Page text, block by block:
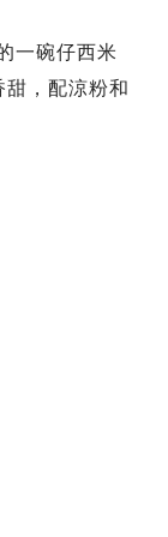
一碗仔西米
，配涼粉和